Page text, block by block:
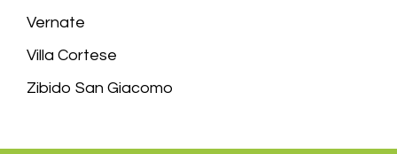
Vernate
Villa Cortese
Zibido San Giacomo